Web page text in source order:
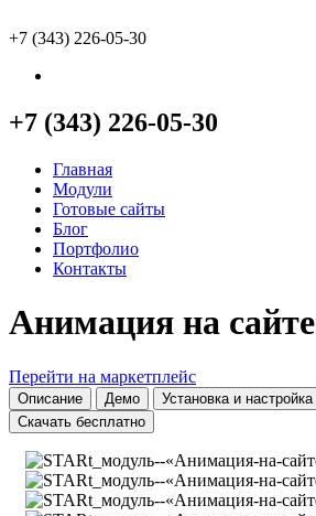
+7 (343) 226-05-30
+7 (343) 226-05-30
Главная
Модули
Готовые сайты
Блог
Портфолио
Контакты
Анимация на сайте
Перейти на маркетплейс